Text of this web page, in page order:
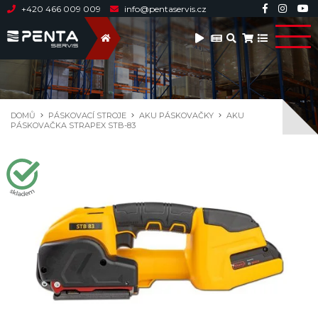
+420 466 009 009 info@pentaservis.cz
DOMŮ PÁSKOVACÍ STROJE AKU PÁSKOVAČKY
AKU
PÁSKOVAČKA STRAPEX STB-83